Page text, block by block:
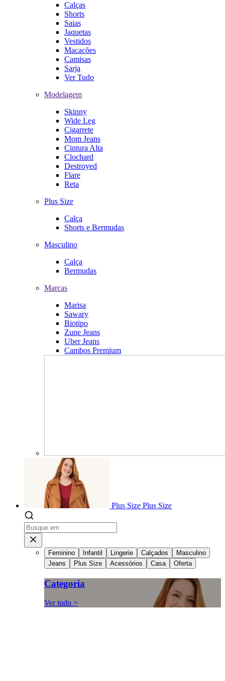
Calças
Shorts
Saias
Jaquetas
Vestidos
Macacões
Camisas
Sarja
Ver Tudo
Modelagem
Skinny
Wide Leg
Cigarrete
Mom Jeans
Cintura Alta
Clochard
Destroyed
Flare
Reta
Plus Size
Calça
Shorts e Bermudas
Masculino
Calça
Bermudas
Marcas
Marisa
Sawary
Biotipo
Zune Jeans
Uber Jeans
Cambos Premium
Plus Size Plus Size
Feminino Infantil Lingerie Calçados
Masculino
Jeans
Plus Size Acessórios Casa Oferta
Categoria
Ver tudo >